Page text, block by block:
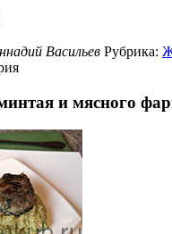
Васильев Рубрика:
и мясного